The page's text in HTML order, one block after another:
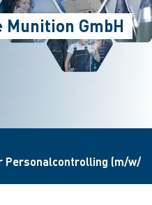
GmbH
Personalcontrolling (m/w/d)